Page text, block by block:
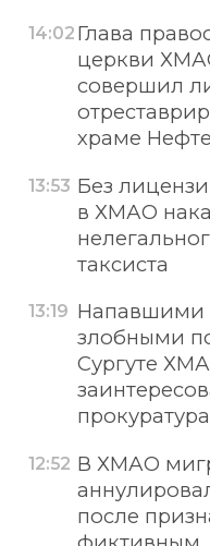
14:02 Глава
церкви
совершил
храме
13:53 Без
в ХМАО
таксиста
13:19 Напавшими
злобными
Сургуте
прокуратура
12:52 В ХМАО
после